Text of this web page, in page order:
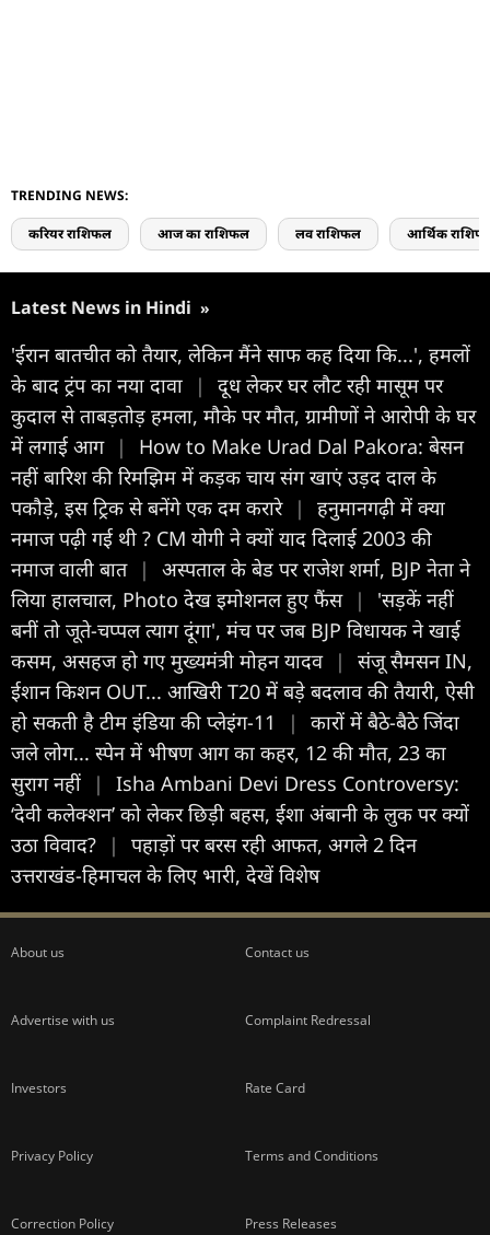
TRENDING NEWS:
करियर राशिफल आज का राशिफल लव राशिफल आर्थिक
Latest News in Hindi »
'ईरान बातचीत को तैयार, लेकिन मैंने साफ कह दिया कि...', हमलों
के बाद ट्रंप का नया दावा
|
दूध लेकर घर लौट रही मासूम पर
कुदाल से ताबड़तोड़ हमला, मौके पर मौत, ग्रामीणों ने आरोपी के घर
में लगाई आग |
How to Make Urad Dal Pakora: बेसन
नहीं बारिश की रिमझिम में कड़क चाय संग खाएं उड़द दाल के
पकौड़े, इस ट्रिक से बनेंगे एक दम करारे |
हनुमानगढ़ी में क्या
नमाज पढ़ी गई थी ? CM योगी ने क्यों याद दिलाई 2003 की
नमाज वाली बात |
अस्पताल के बेड पर राजेश शर्मा, BJP नेता ने
लिया हालचाल, Photo देख इमोशनल हुए फैंस |
'सड़कें नहीं
बनीं तो जूते-चप्पल त्याग दूंगा', मंच पर जब BJP विधायक ने खाई
कसम, असहज हो गए मुख्यमंत्री मोहन यादव |
संजू सैमसन IN,
ईशान किशन OUT... आखिरी T20 में बड़े बदलाव की तैयारी, ऐसी
हो सकती है टीम इंडिया की प्लेइंग-11
|
कारों में बैठे-बैठे जिंदा
जले लोग... स्पेन में भीषण आग का कहर, 12 की मौत, 23 का
सुराग नहीं
|
Isha Ambani Devi Dress Controversy:
‘देवी कलेक्शन’ को लेकर छिड़ी बहस, ईशा अंबानी के लुक पर क्यों
उठा विवाद?
|
पहाड़ों पर बरस रही आफत, अगले 2 दिन
उत्तराखंड-हिमाचल के लिए भारी, देखें विशेष
About us Contact us
Advertise with us Complaint Redressal
Investors Rate Card
Privacy Policy Terms and Conditions
Correction Policy Press Releases